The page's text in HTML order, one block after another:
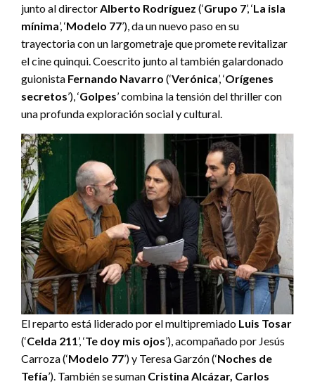
junto al director Alberto Rodríguez (‘Grupo 7’, ‘La isla
mínima’, ‘Modelo 77’), da un nuevo paso en su
trayectoria con un largometraje que promete revitalizar
el cine quinqui. Coescrito junto al también galardonado
guionista Fernando Navarro (‘Verónica’, ‘Orígenes
secretos’), ‘Golpes’ combina la tensión del thriller con
una profunda exploración social y cultural.
El reparto está liderado por el multipremiado Luis Tosar
(‘Celda 211’, ‘Te doy mis ojos’), acompañado por Jesús
Carroza (‘Modelo 77’) y Teresa Garzón (‘Noches de
Tefía’). También se suman Cristina Alcázar, Carlos